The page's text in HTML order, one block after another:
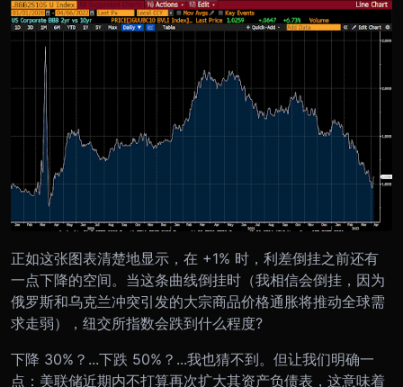
正如这张图表清楚地显示，在 +1% 时，利差倒挂之前还有
一点下降的空间。当这条曲线倒挂时（我相信会倒挂，因为
俄罗斯和乌克兰冲突引发的大宗商品价格通胀将推动全球需
求走弱），纽交所指数会跌到什么程度?
下降 30%？...下跌 50%？...我也猜不到。但让我们明确一
点：美联储近期内不打算再次扩大其资产负债表，这意味着